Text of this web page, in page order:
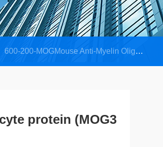
600-200-MOGMouse Anti-Myelin Oligodendrcyte protein (MOG35-55) Ig's ELISA Kit
protein (MOG3